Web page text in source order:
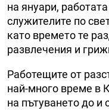
на януари,
служителите по
като времето те
развлечения и
Работещите от
най-много време в
на пътуването до и